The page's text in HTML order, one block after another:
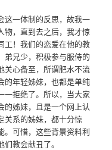
这一体制的反思，故我一
物，直到去之后，我才惊
工！我们的恋爱在他的教
弟兄少，积极参与服侍的
关心备至，所谓肥水不流
的年轻姊妹，也都是单纯
一拒绝了。所以，当大家
的姊妹，且是一个网上认
关系的姊妹，都十分惊
。可惜，这些背景资料利
教会献丑了。